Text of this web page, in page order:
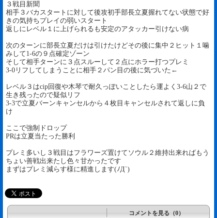
３戦目新聞
相手３バカスタートに対して後攻初手部長立夏握れてない状態で好
きの気持ちプレイの弱いスタート
返しにレベル１に上げられるも安定のアタッカー引けない病
次のターンに部長立夏だけは引けたけどその後に集中２ヒット１噛
みして1-6の９点確定ゾーン
そして相手ターンに３点スルーして２点にホラー打つプレミ
3-0リフしてしまうことに相手２パン目の後に気づいた←
レベル３はcip回復や木琴で耐久っぽいことしたら運よく3-6山２で
生き残ったので疑似リフ
3-3で立夏バーンキャンセルから４枚目キャンセルされて返しに負
け
ここで強制ドロップ
PRは立夏当たった勝利
プレミ多いし３戦目はフラワーズ置けてソウル２維持出来ればもう
ちょい善戦出来たし色々甘かったです
まずはプレミ減らす様に精進します(ﾉД`)
コメントを見る（0）